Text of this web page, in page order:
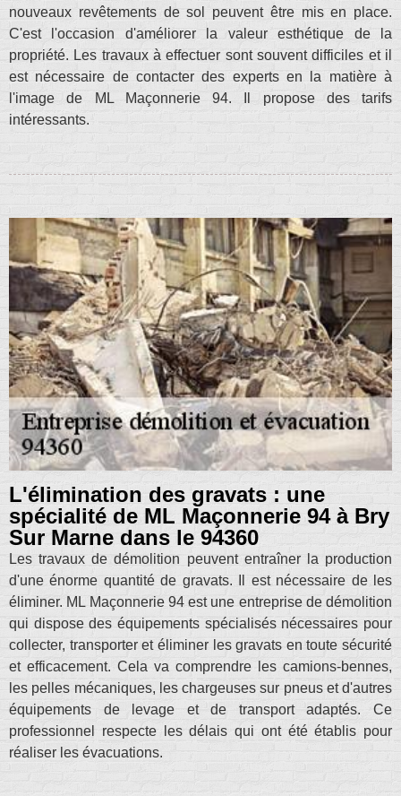
nouveaux revêtements de sol peuvent être mis en place.
C'est l'occasion d'améliorer la valeur esthétique de la
propriété. Les travaux à effectuer sont souvent difficiles et il
est nécessaire de contacter des experts en la matière à
l'image de ML Maçonnerie 94. Il propose des tarifs
intéressants.
L'élimination des gravats : une
spécialité de ML Maçonnerie 94 à Bry
Sur Marne dans le 94360
Les travaux de démolition peuvent entraîner la production
d'une énorme quantité de gravats. Il est nécessaire de les
éliminer. ML Maçonnerie 94 est une entreprise de démolition
qui dispose des équipements spécialisés nécessaires pour
collecter, transporter et éliminer les gravats en toute sécurité
et efficacement. Cela va comprendre les camions-bennes,
les pelles mécaniques, les chargeuses sur pneus et d'autres
équipements de levage et de transport adaptés. Ce
professionnel respecte les délais qui ont été établis pour
réaliser les évacuations.